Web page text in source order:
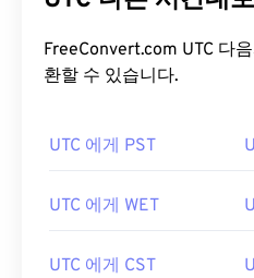
FreeConvert.com UTC 다
환할 수 있습니다.
UTC 에게 PST
UTC 에게 WET
UTC 에게 CST